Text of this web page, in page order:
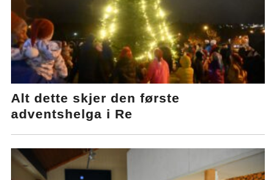
Alt dette skjer den første
adventshelga i Re